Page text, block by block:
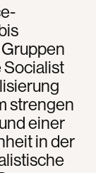
Socialist
strengen
einer
in der